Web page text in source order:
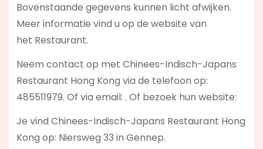
Bovenstaande gegevens kunnen licht afwijken.
Meer informatie vind u op de website van
het Restaurant.
Neem contact op met Chinees-Indisch-Japans
Restaurant Hong Kong via de telefoon op:
485511979. Of via email: . Of bezoek hun website:
Je vind Chinees-Indisch-Japans Restaurant Hong
Kong op: Niersweg 33 in Gennep.